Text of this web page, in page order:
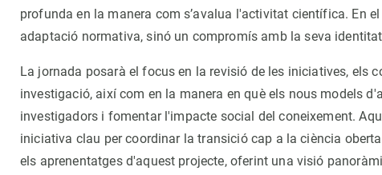
profunda en la manera com s’avalua l'activitat científica. En
adaptació normativa, sinó un compromís amb la seva
La jornada posarà el focus en la revisió de les iniciatives, els
investigació, així com en la manera en què els nous models
investigadors i fomentar l'impacte social del coneixement.
iniciativa clau per coordinar la transició cap a la ciència
els aprenentatges d'aquest projecte, oferint una visió